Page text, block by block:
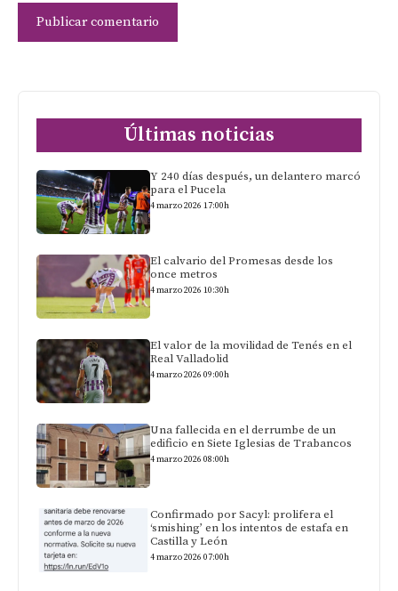
Últimas noticias
Y 240 días después, un delantero marcó
para el Pucela
4 marzo 2026 17:00h
El calvario del Promesas desde los
once metros
4 marzo 2026 10:30h
El valor de la movilidad de Tenés en el
Real Valladolid
4 marzo 2026 09:00h
Una fallecida en el derrumbe de un
edificio en Siete Iglesias de Trabancos
4 marzo 2026 08:00h
Confirmado por Sacyl: prolifera el
‘smishing’ en los intentos de estafa en
Castilla y León
4 marzo 2026 07:00h